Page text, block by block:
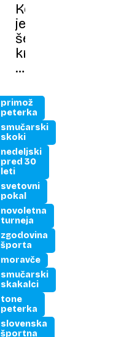
PRED
30
LETI
Kdo
je
še
krojil
vrh
Milana
Kučana
in
Brigite
Bukovec
primož
peterka
smučarski
skoki
nedeljski
pred 30
leti
svetovni
pokal
novoletna
turneja
zgodovina
športa
moravče
smučarski
skakalci
tone
peterka
slovenska
športna